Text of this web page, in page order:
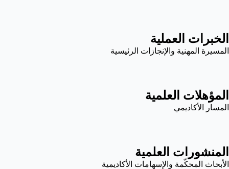
الخبرات العملية
المسيرة المهنية والإنجازات الرئيسية
المؤهلات العلمية
المسار الأكاديمي
المنشورات العلمية
الأبحاث المحكّمة والإسهامات الأكاديمية